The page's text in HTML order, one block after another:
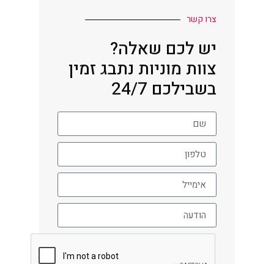
צרו קשר
יש לכם שאלה?
צוות מוניות נתבג זמין
בשבילכם 24/7